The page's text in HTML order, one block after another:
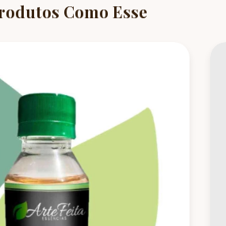
Como Esse